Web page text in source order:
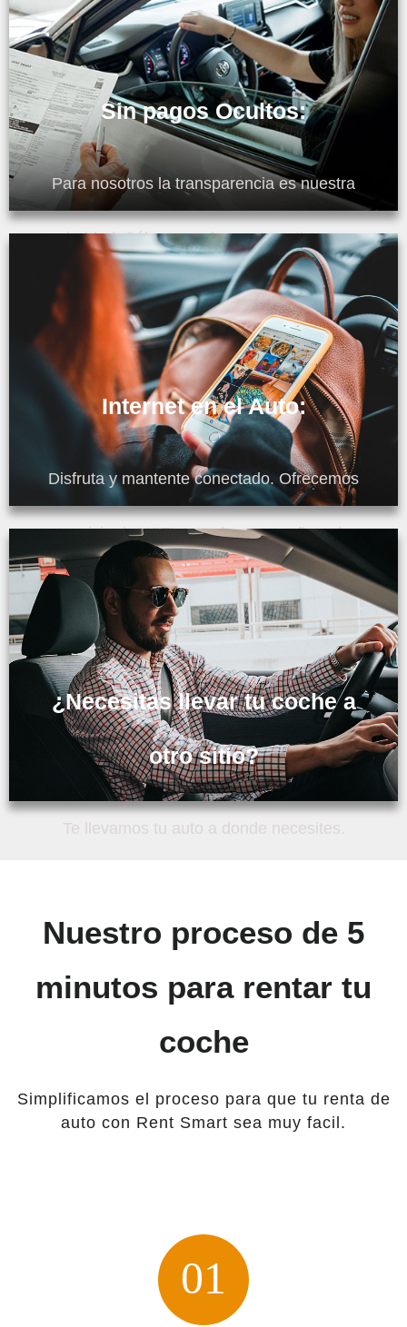
Sin pagos Ocultos:
Para nosotros la transparencia es nuestra
prioridad. Sólo pagas lo que te cotizamos.
Internet en el Auto:
Disfruta y mantente conectado. Ofrecemos
servicio de WIFI en toda nuestra flota de
autos.
¿Necesitas llevar tu coche a
otro sitio?
Te llevamos tu auto a donde necesites.
Nuestro proceso de 5
minutos para rentar tu
coche
Simplificamos el proceso para que tu renta de
auto con Rent Smart sea muy facil.
01